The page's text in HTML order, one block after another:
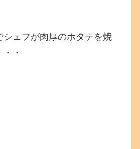
シェフが肉厚のホタテを焼
・